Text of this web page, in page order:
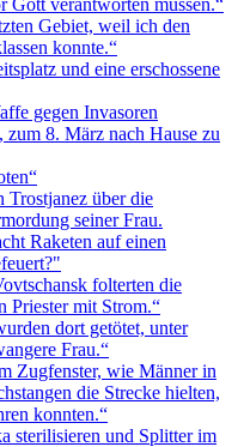
Gott verantworten müssen.“
Gebiet, weil ich den
konnte.“
und eine erschossene
gegen Invasoren
zum 8. März nach Hause zu
über die
seiner Frau.
Raketen auf einen
folterten die
Priester mit Strom.“
dort getötet, unter
Frau.“
Zugfenster, wie Männer in
die Strecke hielten,
konnten.“
sterilisieren und Splitter im